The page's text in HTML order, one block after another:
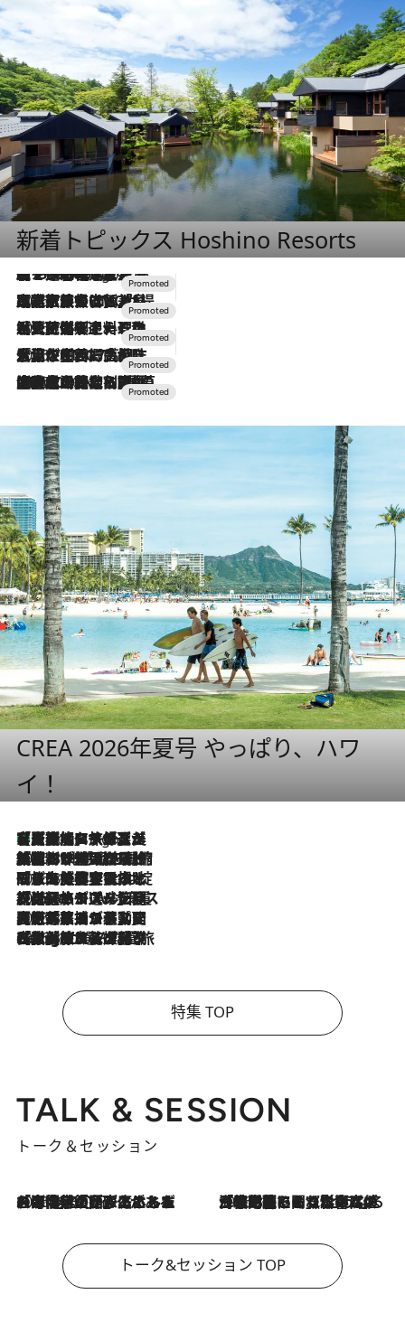
新着トピックス Hoshino Resorts
7 Hours Ago
【トンボの足水浴】ヒノキの香りに包まれて涼感マックス！約13℃の湧水かけ流しを避暑地「星野温泉 トンボの湯」で体験
2026.7.31
【ホテル帰省】という選択肢をOMOが提案。家族とほどよい距離を保つには「昼は実家、夜は気兼ねなくホテルで！」
2026.7.24
【夏限定ディナーコース】旬を迎える稚鮎や花ズッキーニなどをイタリア・トスカーナの郷土料理の手法で満喫！
2026.7.17
「土佐和ハーブかき氷」がOMO7高知に登場！生姜、山椒、大葉など目にも舌にも涼を呼ぶ郷土の味
2026.7.10
NEW OPEN！【界 草津】名湯の地に誕生。趣の異なる2種の温泉と上州ならではの会席・蕎麦割烹など美食を味わう究極の癒やし旅
CREA 2026年夏号 やっぱり、ハワ
イ！
9 Hours Ago
【厳選旅コスメ】「多機能アイテムがメイン！」旅好き美容エディターが選んだ夏旅ベストコスメを発表【Mサイズジップ】
2026.8.6
「荷物が増えるほど旅ストレスは増す」美容ジャーナリストがたどり着いた最終結論。“化粧品を劇的に減らす”感動の凝縮美容とは
2026.8.6
「旅先には金髪ウィッグを持参」日本と同じメイクでは損してる!? 美容ジャーナリストが提案する“掟破りの旅美容”とは
2026.8.6
【厳選旅コスメ】「身軽さ＆UV対策重視！」ヘアアーティストshucoが選んだ夏旅ベストコスメを発表【Mサイズジップ】
2026.8.5
【厳選旅コスメ】国内をあちこち移動する河井菜摘が選んだ夏旅ベストコスメ発表！「リラックスアイテムはマスト」【Mサイズジップ】
2026.8.4
【厳選旅コスメ】「紫外線＆乾燥対策しながらメイク感も！」ヘア＆メイクGeorgeが選んだ夏旅ベストコスメを発表！【Mサイズジップ】
特集 TOP
TALK & SESSION
トーク＆セッション
2026.8.3
「今後値上げがあるとすれば…」「リスクがあるのは今年の冬」エネルギー専門家が語る、ホルムズ海峡封鎖が家庭にもたらす“ある心配” 2026.8.3
「住宅建てられない…」「サーチャージ料の高値が続いている」ホルムズ海峡封鎖による影響はいつまで続く？《エネルギー専門家に聞く“どうなる日本の暮らし”》
トーク&セッション TOP